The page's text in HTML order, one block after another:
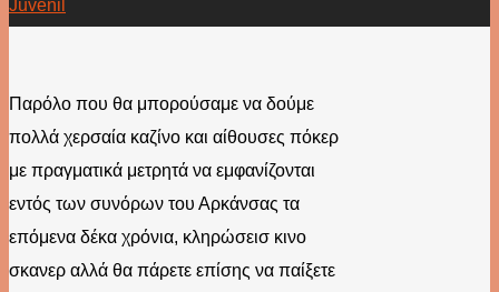
Παρόλο που θα μπορούσαμε να δούμε
πολλά χερσαία καζίνο και αίθουσες πόκερ
με πραγματικά μετρητά να εμφανίζονται
εντός των συνόρων του Αρκάνσας τα
επόμενα δέκα χρόνια, κληρώσεισ κινο
σκανερ αλλά θα πάρετε επίσης να παίξετε